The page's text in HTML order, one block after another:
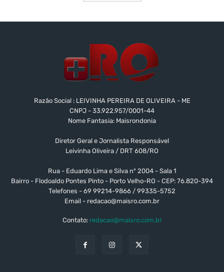
Razão Social : LEIVINHA PEREIRA DE OLIVEIRA - ME
CNPJ - 33.922.957/0001-44
Nome Fantasia: Maisrondonia
Diretor Geral e Jornalista Responsável
Leivinha Oliveira / DRT 608/RO
Rua - Eduardo Lima e Silva nº 2004 - Sala 1
Bairro - Flodoaldo Pontes Pinto - Porto Velho-RO - CEP: 76.820-394
Telefones - 69 99214-9866 / 99335-5752
Email - redacao@maisro.com.br
Contato: redacao@maisro.com.br